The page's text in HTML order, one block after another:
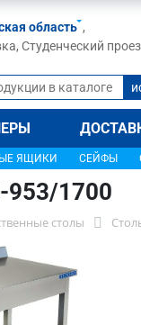
область ,
Студенческий
ЯЩИКИ СЕЙФЫ
953/1700
столы